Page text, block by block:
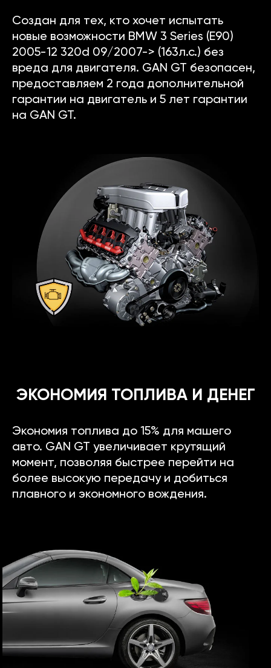
Создан для тех, кто хочет испытать
новые возможности BMW 3 Series (E90)
2005-12 320d 09/2007-> (163л.с.) без
вреда для двигателя. GAN GT безопасен,
предоставляем 2 года дополнительной
гарантии на двигатель и 5 лет гарантии
на GAN GT.
ЭКОНОМИЯ ТОПЛИВА И ДЕНЕГ
Экономия топлива до 15% для машего
авто. GAN GT увеличивает крутящий
момент, позволяя быстрее перейти на
более высокую передачу и добиться
плавного и экономного вождения.